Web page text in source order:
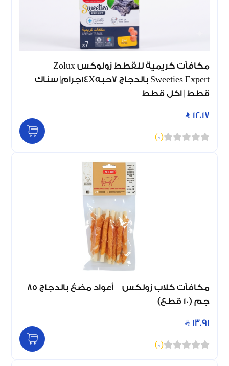
مكافآت كريمية للقطط زولوكس Zolux
Sweeties Expert بالدجاج 7حبه14Xجرام| سناك
قطط | اكل قطط
12.17
(
0
)
مكافآت كلاب زولكس – أعواد مضغ بالدجاج 85
جم (10 قطع)
13.91
(
0
)